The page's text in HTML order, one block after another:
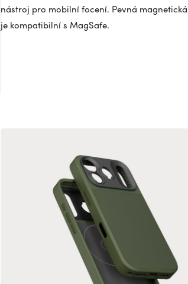
nástroj pro mobilní focení. Pevná
je kompatibilní s MagSafe.